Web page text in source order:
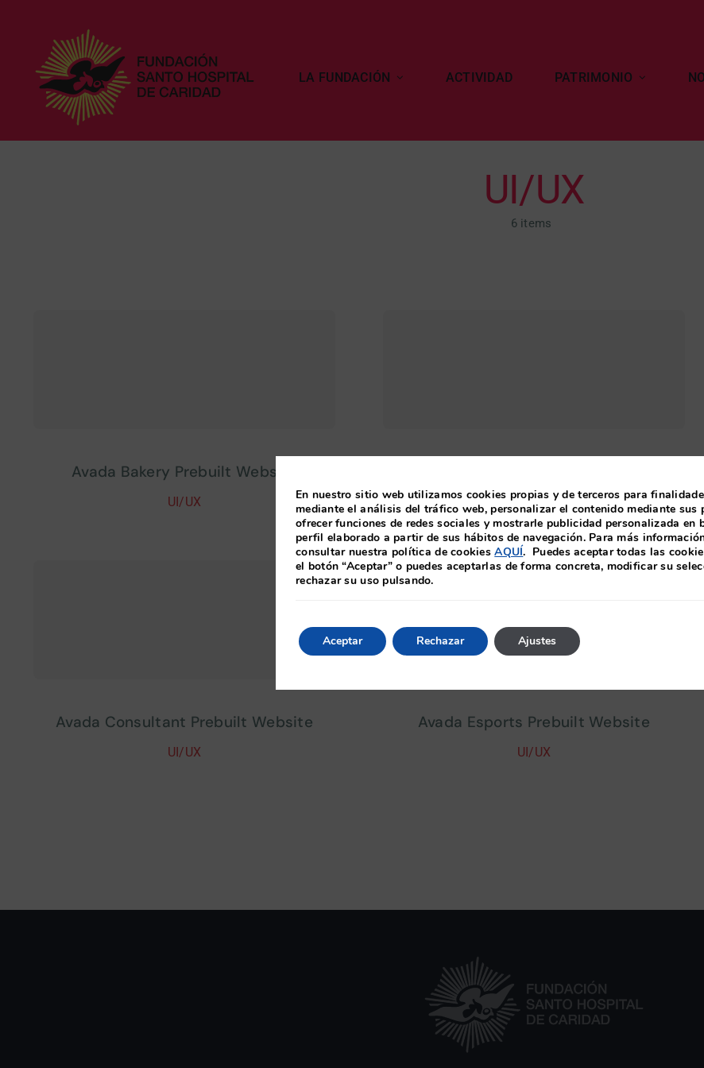
contenido
LA FUNDACIÓN ACTIVIDAD PATRIMONIO
UI/UX
6 items
Avada Bakery Prebuilt Website
UI/UX UI/UX
Avada Consultant Prebuilt Website
UI/UX
Avada Esports Prebuilt Website
UI/UX
En nuestro sitio web utilizamos cookies propias y de terceros para
mediante el análisis del tráfico web, personalizar el contenido mediante sus
ofrecer funciones de redes sociales y mostrarle publicidad personalizada en
perfil elaborado a partir de sus hábitos de navegación. Para más
consultar nuestra política de cookiesAQUÍ. Puedes aceptar todas las
el botón “Aceptar” o puedes aceptarlas de forma concreta, modificar su
rechazar su uso pulsando.
Aceptar Rechazar Ajustes